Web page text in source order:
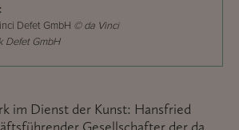
Defet GmbH © da Vinci
Defet GmbH